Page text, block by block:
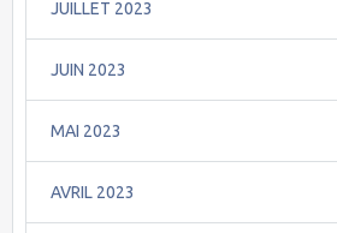
JUILLET 2023
JUIN 2023
MAI 2023
AVRIL 2023